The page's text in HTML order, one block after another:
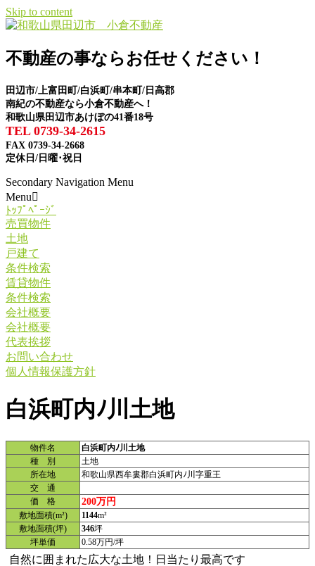
Skip to content
不動産の事ならお任せください！
田辺市/上富田町/白浜町/串本町/日高郡
南紀の不動産なら小倉不動産へ！
和歌山県田辺市あけぼの41番18号
TEL 0739-34-2615
FAX 0739-34-2668
定休日/日曜･祝日
Secondary Navigation Menu
Menu
ﾄｯﾌﾟﾍﾟｰｼﾞ
売買物件
土地
戸建て
条件検索
賃貸物件
条件検索
会社概要
会社概要
代表挨拶
お問い合わせ
個人情報保護方針
白浜町内ﾉ川土地
物件名
白浜町内ﾉ川土地
種 別
土地
所在地
和歌山県西牟婁郡白浜町内ﾉ川字重王
交 通
価 格
200万円
敷地面積(m²) 1144m²
敷地面積(坪)
346坪
坪単価
0.58万円/坪
自然に囲まれた広大な土地！日当たり最高です